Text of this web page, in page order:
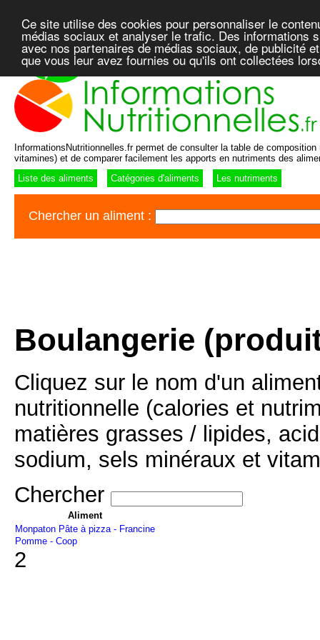
Ce site utilise des cookies pour personnaliser le
médias sociaux et analyser le trafic. Des informations
avec nos partenaires de médias sociaux, de publicité
que vous leur avez fournies ou qu'ils ont collectées
InformationsNutritionnelles.fr permet de consulter la table de
vitamines) et de comparer facilement les apports en nutriments des
Liste des aliments
Catégories d'aliments Les nutriments
Chercher un aliment :
Boulangerie
Cliquez sur le nom d'un
nutritionnelle (calories et
matières grasses / lipides,
sodium, sels minéraux et
Chercher
Aliment
Monpaton Pâte à pizza - Francine
Pomme - Coop
2